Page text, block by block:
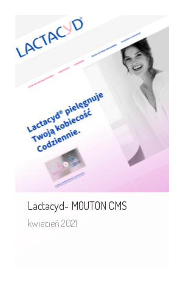
Lactacyd- MOUTON CMS
kwiecień 2021
Lactacyd- MOUTON CMS
CMS Mouton zintegrowany ze stroną
Lactacyd